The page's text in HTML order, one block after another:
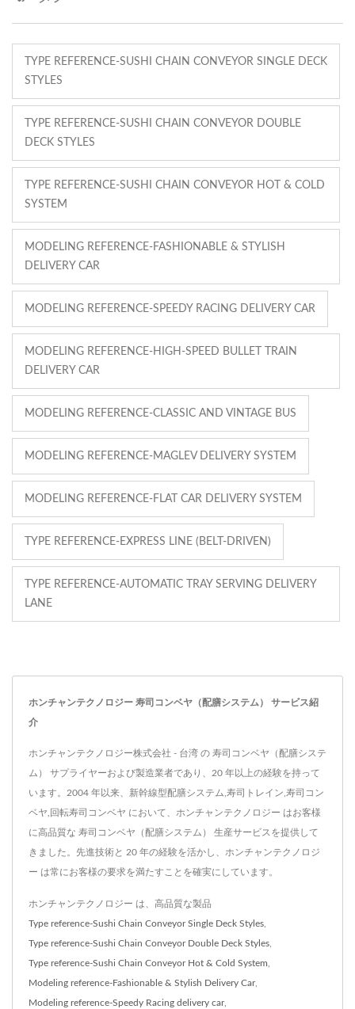
TYPE REFERENCE-SUSHI CHAIN CONVEYOR SINGLE DECK
STYLES
TYPE REFERENCE-SUSHI CHAIN CONVEYOR DOUBLE
DECK STYLES
TYPE REFERENCE-SUSHI CHAIN CONVEYOR HOT & COLD
SYSTEM
MODELING REFERENCE-FASHIONABLE & STYLISH
DELIVERY CAR
MODELING REFERENCE-SPEEDY RACING DELIVERY CAR
MODELING REFERENCE-HIGH-SPEED BULLET TRAIN
DELIVERY CAR
MODELING REFERENCE-CLASSIC AND VINTAGE BUS
MODELING REFERENCE-MAGLEV DELIVERY SYSTEM
MODELING REFERENCE-FLAT CAR DELIVERY SYSTEM
TYPE REFERENCE-EXPRESS LINE (BELT-DRIVEN)
TYPE REFERENCE-AUTOMATIC TRAY SERVING DELIVERY
LANE
ホンチャンテクノロジー 寿司コンベヤ（配膳システム） サービス紹
介
ホンチャンテクノロジー株式会社 - 台湾 の 寿司コンベヤ（配膳システ
ム） サプライヤーおよび製造業者であり、20 年以上の経験を持って
います。2004 年以来、新幹線型配膳システム,寿司トレイン,寿司コン
ベヤ,回転寿司コンベヤ において、ホンチャンテクノロジー はお客様
に高品質な 寿司コンベヤ（配膳システム） 生産サービスを提供して
きました。先進技術と 20 年の経験を活かし、ホンチャンテクノロジ
ー は常にお客様の要求を満たすことを確実にしています。
ホンチャンテクノロジー は、高品質な製品
Type reference-Sushi Chain Conveyor Single Deck Styles,
Type reference-Sushi Chain Conveyor Double Deck Styles,
Type reference-Sushi Chain Conveyor Hot & Cold System,
Modeling reference-Fashionable & Stylish Delivery Car,
Modeling reference-Speedy Racing delivery car,